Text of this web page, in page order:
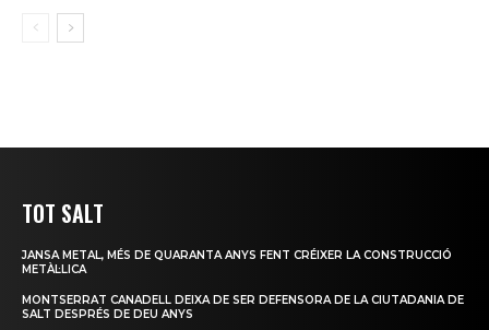
TOT SALT
JANSA METAL, MÉS DE QUARANTA ANYS FENT CRÉIXER LA CONSTRUCCIÓ
METÀL·LICA
MONTSERRAT CANADELL DEIXA DE SER DEFENSORA DE LA CIUTADANIA DE
SALT DESPRÉS DE DEU ANYS